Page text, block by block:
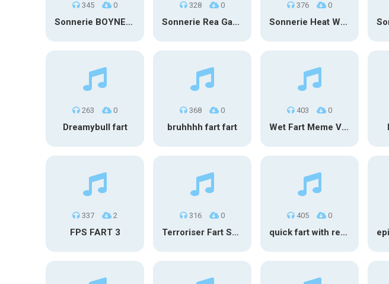
345 0
Sonnerie BOYNEXTDOOR – IF I SAY, I LOVE YOU
328 0
Sonnerie Rea Garvey, VIZE – The One
376 0
Sonnerie Heat Waves – Glass Animals
263 0
Dreamybull fart
368 0
bruhhhh fart fart
403 0
Wet Fart Meme Vine
337 2
FPS FART 3
316 0
Terroriser Fart Sound
405 0
quick fart with reverb